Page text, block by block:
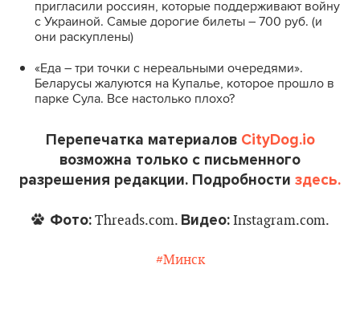
пригласили россиян, которые поддерживают войну
с Украиной. Самые дорогие билеты – 700 руб. (и
они раскуплены)
«Еда – три точки с нереальными очередями».
Беларусы жалуются на Купалье, которое прошло в
парке Сула. Все настолько плохо?
Перепечатка материалов CityDog.io
возможна только с письменного
разрешения редакции. Подробности здесь.
Фото:Threads.com. Видео:Instagram.com.
#Минск